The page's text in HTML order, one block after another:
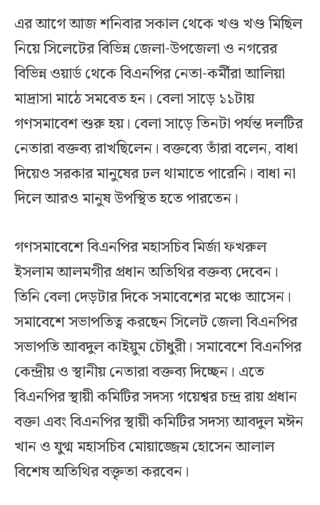
এর আগে আজ শনিবার সকাল থেকে খণ্ড খণ্ড মিছিল
নিয়ে সিলেটের বিভিন্ন জেলা-উপজেলা ও নগরের
বিভিন্ন ওয়ার্ড থেকে বিএনপির নেতা-কর্মীরা আলিয়া
মাদ্রাসা মাঠে সমবেত হন। বেলা সাড়ে ১১টায়
গণসমাবেশ শুরু হয়। বেলা সাড়ে তিনটা পর্যন্ত দলটির
নেতারা বক্তব্য রাখছিলেন। বক্তব্যে তাঁরা বলেন, বাধা
দিয়েও সরকার মানুষের ঢল থামাতে পারেনি। বাধা না
দিলে আরও মানুষ উপস্থিত হতে পারতেন।
গণসমাবেশে বিএনপির মহাসচিব মির্জা ফখরুল
ইসলাম আলমগীর প্রধান অতিথির বক্তব্য দেবেন।
তিনি বেলা দেড়টার দিকে সমাবেশের মঞ্চে আসেন।
সমাবেশে সভাপতিত্ব করছেন সিলেট জেলা বিএনপির
সভাপতি আবদুল কাইয়ুম চৌধুরী। সমাবেশে বিএনপির
কেন্দ্রীয় ও স্থানীয় নেতারা বক্তব্য দিচ্ছেন। এতে
বিএনপির স্থায়ী কমিটির সদস্য গয়েশ্বর চন্দ্র রায় প্রধান
বক্তা এবং বিএনপির স্থায়ী কমিটির সদস্য আবদুল মঈন
খান ও যুগ্ম মহাসচিব মোয়াজ্জেম হোসেন আলাল
বিশেষ অতিথির বক্তৃতা করবেন।